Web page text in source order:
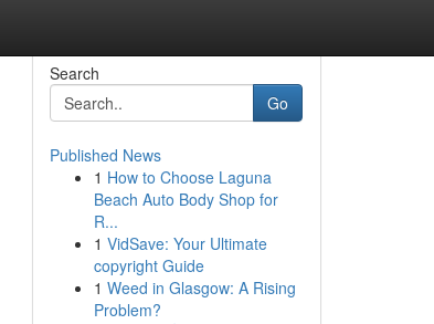
Search
Go
Published News
1 How to Choose Laguna
Beach Auto Body Shop for
R...
1 VidSave: Your Ultimate
copyright Guide
1 Weed in Glasgow: A Rising
Problem?